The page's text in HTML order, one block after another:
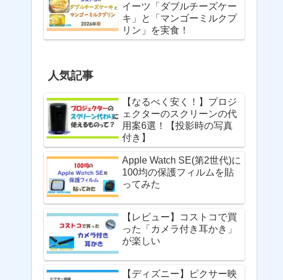
イーツ「ダブルチーズケー
キ」と「マンゴーミルクプ
リン」を実食！
人気記事
【なるべく安く！】プロジ
ェクターのスクリーンの代
用案6選！【投影時の写真
付き】
Apple Watch SE(第2世代)に
100均の保護フィルムを貼
ってみた
【レビュー】コストコで買
った「カメラ付き耳かき」
が楽しい
【ディズニー】ピクサー映